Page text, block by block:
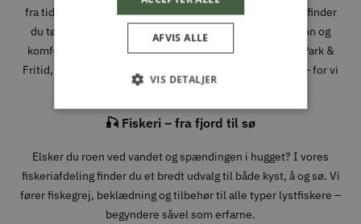
fra tidlige morgener i skoven til lange dage i fjeldet. Her finder
du tøj, sko og udstyr fra velkendte mærker, hvor funktion og
komfort går hånd i hånd. Når du handler jagtudstyr hos Park &
Fritid, handler du med folk, der forstår, hvad det kræver – for vi
bruger det selv.
🎣 Fiskeri – fra fjord til sø
Elsker du roen ved vandet og spændingen i hugget? I vores
fiskeriafdeling finder du et bredt udvalg til både kyst, å og sø. Vi
fører fiskegrej, beklædning og tilbehør til alle typer lystfiskere –
begyndere såvel som erfarne.
AFVIS ALLE
VIS DETALJER